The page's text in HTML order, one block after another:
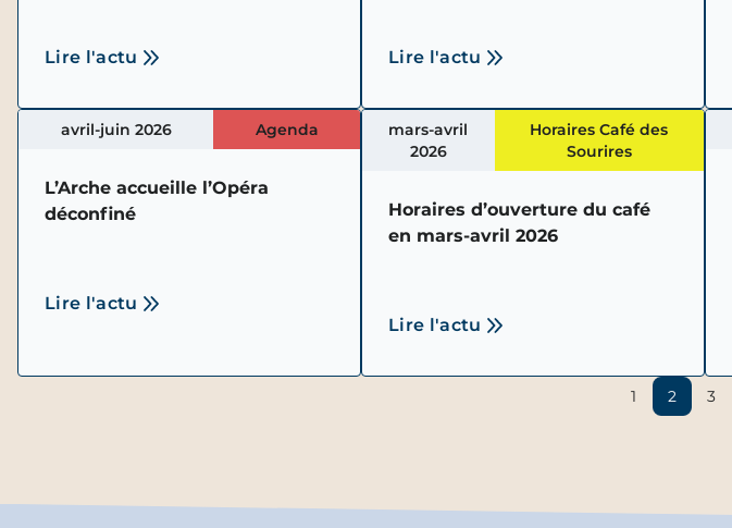
Lire l'actu Lire l'actu
avril-juin 2026 Agenda
L’Arche accueille l’Opéra
déconfiné
Lire l'actu
mars-avril
2026
Horaires Café des
Sourires
Horaires d’ouverture du café
en mars-avril 2026
Lire l'actu
1 2 3